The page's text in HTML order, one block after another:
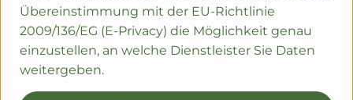
Übereinstimmung mit der EU-Richtlinie
2009/136/EG (E-Privacy) die Möglichkeit genau
einzustellen, an welche Dienstleister Sie Daten
weitergeben.